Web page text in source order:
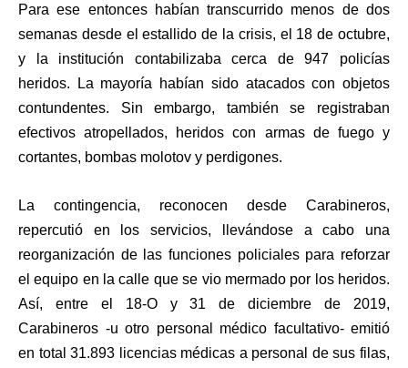
Para ese entonces habían transcurrido menos de dos
semanas desde el estallido de la crisis, el 18 de octubre,
y la institución contabilizaba cerca de 947 policías
heridos. La mayoría habían sido atacados con objetos
contundentes. Sin embargo, también se registraban
efectivos atropellados, heridos con armas de fuego y
cortantes, bombas molotov y perdigones.
La contingencia, reconocen desde Carabineros,
repercutió en los servicios, llevándose a cabo una
reorganización de las funciones policiales para reforzar
el equipo en la calle que se vio mermado por los heridos.
Así, entre el 18-O y 31 de diciembre de 2019,
Carabineros -u otro personal médico facultativo- emitió
en total 31.893 licencias médicas a personal de sus filas,